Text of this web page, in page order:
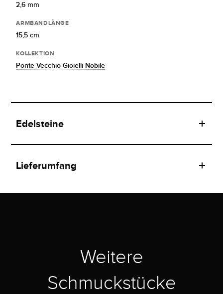
2,6 mm
ARMBANDLÄNGE
15,5 cm
KOLLEKTION
Ponte Vecchio Gioielli Nobile
Edelsteine
Lieferumfang
Weitere
Schmuckstücke